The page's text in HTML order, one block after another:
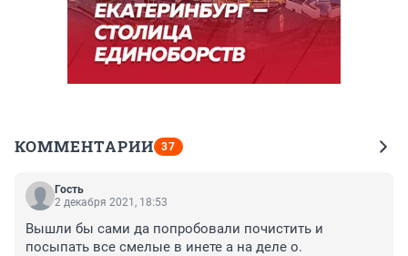
КОММЕНТАРИИ 37
Гость
2 декабря 2021, 18:53
Вышли бы сами да попробовали почистить и
посыпать все смелые в инете а на деле о.